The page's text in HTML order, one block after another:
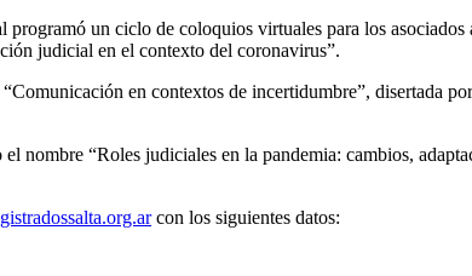
un ciclo de coloquios virtuales para los
judicial en el contexto del coronavirus”.
en contextos de incertidumbre”, disertada
nombre “Roles judiciales en la pandemia: cambios,
con los siguientes datos: